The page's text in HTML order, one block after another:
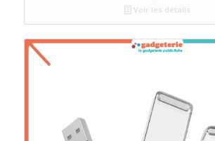
Voir les détails